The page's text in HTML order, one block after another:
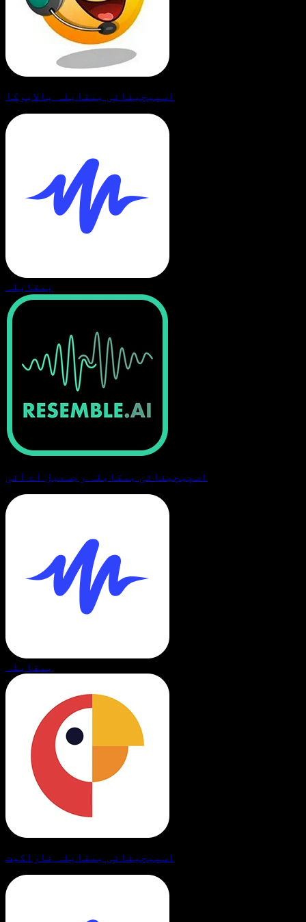
اسپیچیفائی بمقابلہ بالابوکا
بمقابلہ
اسپیچیفائی بمقابلہ ریسمبل اے آئی
بمقابلہ
اسپیچیفائی بمقابلہ ناراکیت